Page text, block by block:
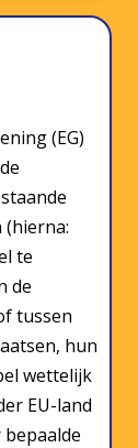
(EG)
(hierna:
te
de
tussen
hun
wettelijk
EU-land